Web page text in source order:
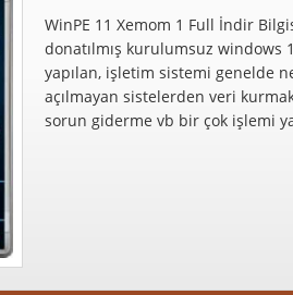
WinPE 11 Xemom 1 Full İndir
donatılmış kurulumsuz windows
yapılan, işletim sistemi genelde
açılmayan sistelerden veri
sorun giderme vb bir çok işlemi